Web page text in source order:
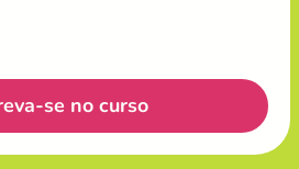
se no curso